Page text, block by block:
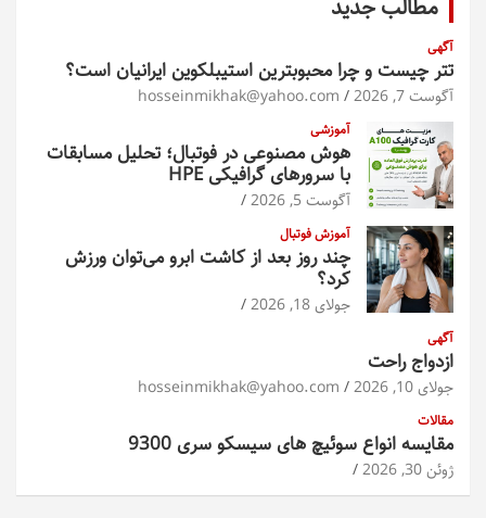
مطالب جدید
آگهی
تتر چیست و چرا محبوبترین استیبلکوین ایرانیان است؟
آگوست 7, 2026 hosseinmikhak@yahoo.com
آموزشی
هوش مصنوعی در فوتبال؛ تحلیل مسابقات
با سرورهای گرافیکی HPE
آگوست 5, 2026
آموزش فوتبال
چند روز بعد از کاشت ابرو می‌توان ورزش
کرد؟
جولای 18, 2026
آگهی
ازدواج راحت
جولای 10, 2026 hosseinmikhak@yahoo.com
مقالات
مقایسه انواع سوئیچ های سیسکو سری 9300
ژوئن 30, 2026